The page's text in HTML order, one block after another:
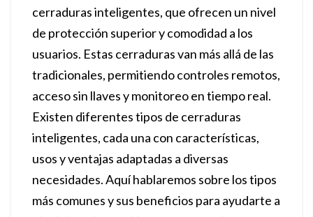
cerraduras inteligentes, que ofrecen un nivel
de protección superior y comodidad a los
usuarios. Estas cerraduras van más allá de las
tradicionales, permitiendo controles remotos,
acceso sin llaves y monitoreo en tiempo real.
Existen diferentes tipos de cerraduras
inteligentes, cada una con características,
usos y ventajas adaptadas a diversas
necesidades. Aquí hablaremos sobre los tipos
más comunes y sus beneficios para ayudarte a